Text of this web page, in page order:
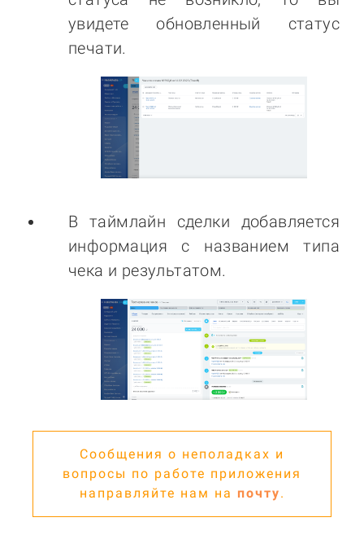
увидете обновленный статус
печати.
В таймлайн сделки добавляется
информация c названием типа
чека и результатом.
Сообщения о неполадках и
вопросы по работе приложения
направляйте нам на почту.